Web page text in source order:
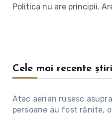
Politica nu are principii.
Cele mai recente știri
Atac aerian rusesc
persoane au fost rănite,